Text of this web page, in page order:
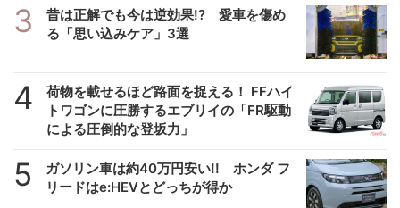
3
昔は正解でも今は逆効果!? 愛車を傷め
る「思い込みケア」3選
4
荷物を載せるほど路面を捉える！ FFハイ
トワゴンに圧勝するエブリイの「FR駆動
による圧倒的な登坂力」
5
ガソリン車は約40万円安い!! ホンダ フ
リードはe:HEVとどっちが得か